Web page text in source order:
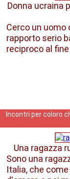
Donna ucraina
Cerco un uomo
rapporto serio
reciproco al
Incontri per coloro
Una ragazza
Sono una
Italia, che